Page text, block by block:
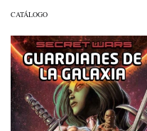
CATÁLOGO